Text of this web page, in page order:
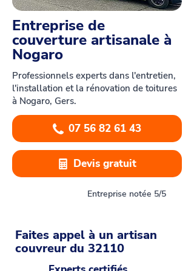
Entreprise de
couverture artisanale à
Nogaro
Professionnels experts dans l'entretien,
l'installation et la rénovation de toitures
à Nogaro, Gers.
07 56 82 61 43
Devis gratuit
Entreprise notée 5/5
Faites appel à un artisan
couvreur du 32110